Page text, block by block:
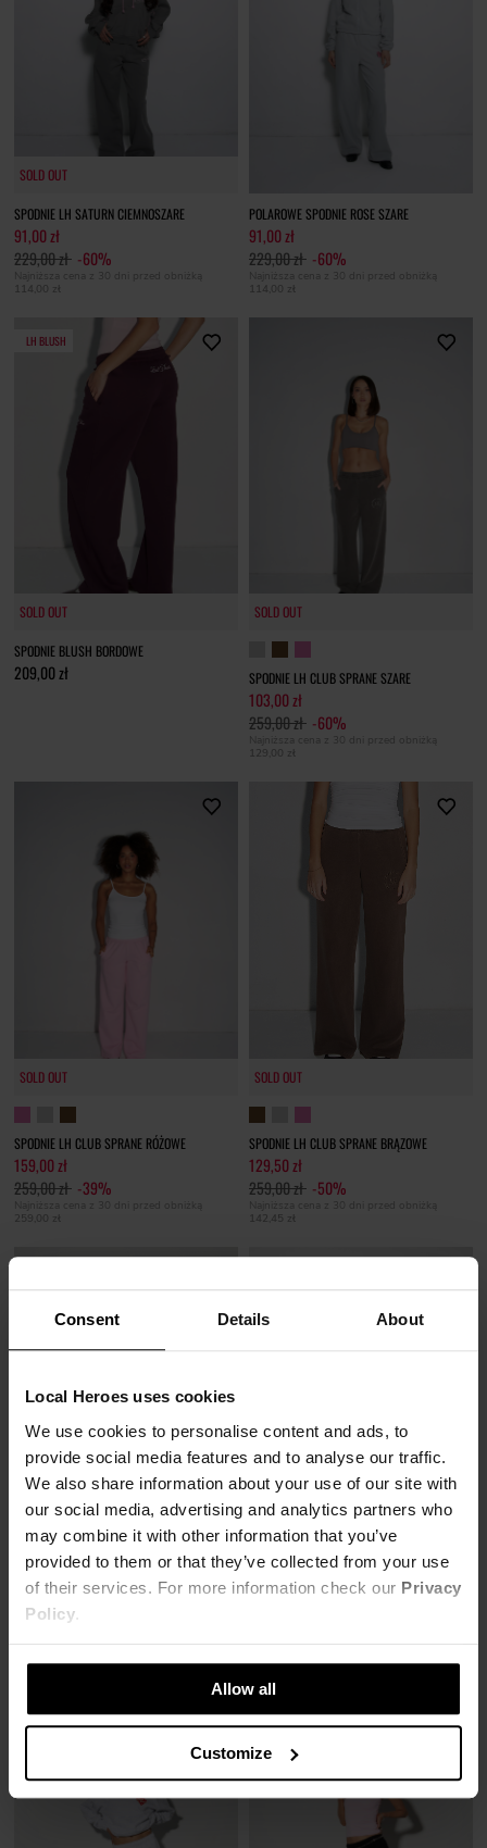
Consent Details About
Local Heroes uses cookies
We use cookies to personalise content and ads, to
provide social media features and to analyse our traffic.
We also share information about your use of our site with
our social media, advertising and analytics partners who
may combine it with other information that you’ve
provided to them or that they’ve collected from your use
of their services. For more information check our Privacy
Policy.
Allow all
Customize
SOLD OUT
SOLD OUT
SPODNIE LH SATURN CIEMNOSZARE
91,00 zł
229,00 zł -60%
Najniższa cena z 30 dni przed obniżką
114,00 zł
POLAROWE SPODNIE ROSE SZARE
91,00 zł
229,00 zł -60%
Najniższa cena z 30 dni przed obniżką
114,00 zł
LH BLUSH
SOLD OUT
SOLD OUT
SPODNIE BLUSH BORDOWE
209,00 zł
SOLD OUT
SPODNIE LH CLUB SPRANE SZARE
103,00 zł
259,00 zł -60%
Najniższa cena z 30 dni przed obniżką
129,00 zł
SOLD OUT
SPODNIE LH CLUB SPRANE RÓŻOWE
159,00 zł
259,00 zł -39%
Najniższa cena z 30 dni przed obniżką
259,00 zł
SOLD OUT
SPODNIE LH CLUB SPRANE BRĄZOWE
129,50 zł
259,00 zł -50%
Najniższa cena z 30 dni przed obniżką
142,45 zł
SOLD OUT
SOLD OUT
SPODNIE LH VIP CLUB SZARY MELANŻ
87,00 zł
219,00 zł -60%
Najniższa cena z 30 dni przed obniżką
SOLD OUT
SOLD OUT
SPODNIE LOVE MOTEL CZARNE
Najniższa cena z 30 dni przed obniżką